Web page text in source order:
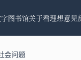
图书馆关于看理想意见
会问题